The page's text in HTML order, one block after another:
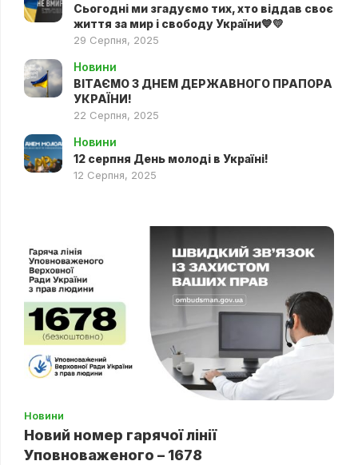
Сьогодні ми згадуємо тих, хто віддав своє
життя за мир і свободу України💙💛
29 Серпня, 2025
Новини
ВІТАЄМО З ДНЕМ ДЕРЖАВНОГО ПРАПОРА
УКРАЇНИ!
22 Серпня, 2025
Новини
12 серпня День молоді в Україні!
12 Серпня, 2025
Новини
Новий номер гарячої лінії
Уповноваженого – 1678